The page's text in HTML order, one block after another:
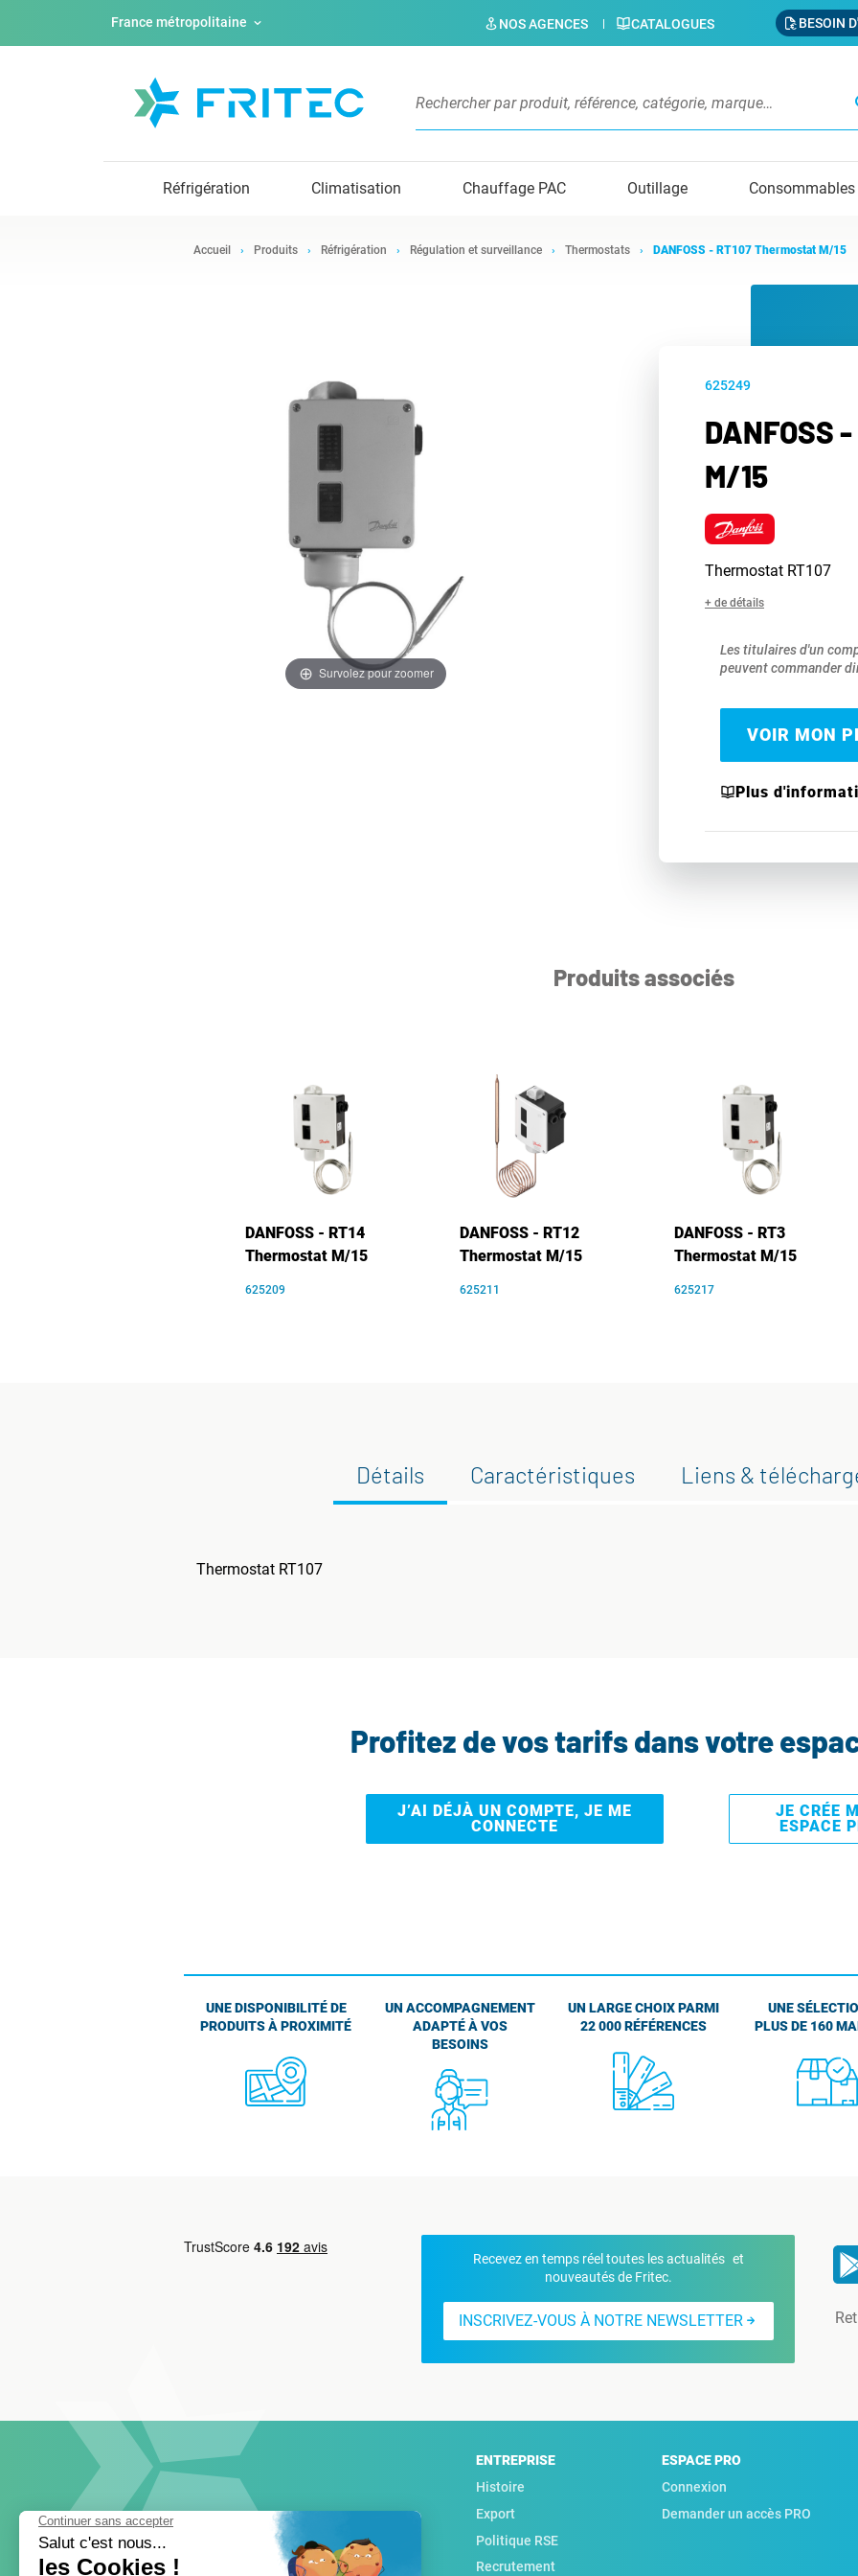
France métropolitaine NOS AGENCES CATALOGUES BESOIN
Réfrigération Climatisation Chauffage PAC Outillage Consommables
Accueil Produits Réfrigération Régulation et surveillance Thermostats DANFOSS - RT107 Thermostat M/15
Survolez pour zoomer
625249
DANFOSS -
M/15
Thermostat RT107
+ de détails
Les titulaires d'un
peuvent commander
VOIR MON
Plus
Produits associés
DANFOSS - RT14
Thermostat M/15
625209
DANFOSS - RT12
Thermostat M/15
625211
DANFOSS - RT3
Thermostat M/15
625217
Détails Caractéristiques Liens &
Thermostat RT107
Profitez de vos tarifs dans votre
J’AI DÉJÀ UN COMPTE, JE ME
CONNECTE
JE CRÉE
ESPACE
UNE DISPONIBILITÉ DE
PRODUITS À PROXIMITÉ
UN ACCOMPAGNEMENT
ADAPTÉ À VOS
BESOINS
UN LARGE CHOIX PARMI
22 000 RÉFÉRENCES
UNE
PLUS DE 160
Recevez en temps réel toutes les actualités et
nouveautés de Fritec.
INSCRIVEZ-VOUS À NOTRE NEWSLETTER
ENTREPRISE
Histoire
Export
Politique RSE
Recrutement
ESPACE PRO
Connexion
Demander un accès PRO